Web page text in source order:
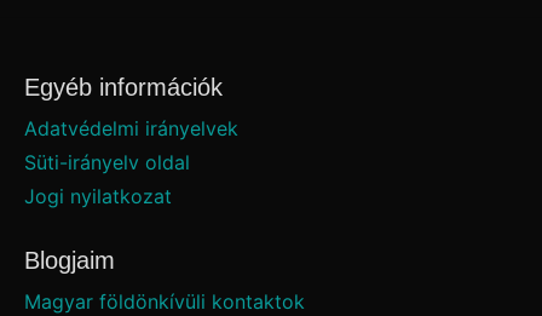
Egyéb információk
Adatvédelmi irányelvek
Süti-irányelv oldal
Jogi nyilatkozat
Blogjaim
Magyar földönkívüli kontaktok